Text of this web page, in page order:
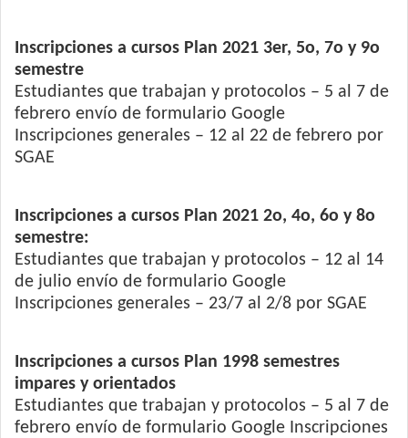
Inscripciones a cursos Plan 2021 3er, 5o, 7o y 9o
semestre
Estudiantes que trabajan y protocolos – 5 al 7 de
febrero envío de formulario Google
Inscripciones generales – 12 al 22 de febrero por
SGAE
Inscripciones a cursos Plan 2021 2o, 4o, 6o y 8o
semestre:
Estudiantes que trabajan y protocolos – 12 al 14
de julio envío de formulario Google
Inscripciones generales – 23/7 al 2/8 por SGAE
Inscripciones a cursos Plan 1998 semestres
impares y orientados
Estudiantes que trabajan y protocolos – 5 al 7 de
febrero envío de formulario Google Inscripciones